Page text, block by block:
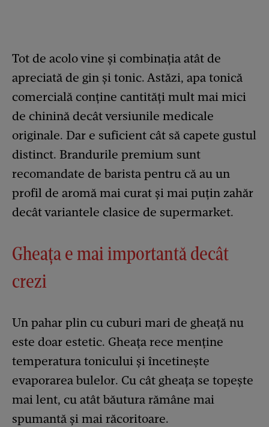
Tot de acolo vine și combinația atât de
apreciată de gin și tonic. Astăzi, apa tonică
comercială conține cantități mult mai mici
de chinină decât versiunile medicale
originale. Dar e suficient cât să capete gustul
distinct. Brandurile premium sunt
recomandate de barista pentru că au un
profil de aromă mai curat și mai puțin zahăr
decât variantele clasice de supermarket.
Gheața e mai importantă decât
crezi
Un pahar plin cu cuburi mari de gheață nu
este doar estetic. Gheața rece menține
temperatura tonicului și încetinește
evaporarea bulelor. Cu cât gheața se topește
mai lent, cu atât băutura rămâne mai
spumantă și mai răcoritoare.